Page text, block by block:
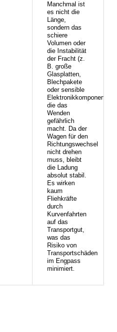
Manchmal ist
es nicht die
Länge,
sondern das
schiere
Volumen oder
die Instabilität
der Fracht (z.
B. große
Glasplatten,
Blechpakete
oder sensible
Elektronikkomponenten),
die das
Wenden
gefährlich
macht. Da der
Wagen für den
Richtungswechsel
nicht drehen
muss, bleibt
die Ladung
absolut stabil.
Es wirken
kaum
Fliehkräfte
durch
Kurvenfahrten
auf das
Transportgut,
was das
Risiko von
Transportschäden
im Engpass
minimiert.